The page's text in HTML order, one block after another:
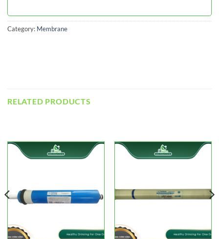
Category: Membrane
RELATED PRODUCTS